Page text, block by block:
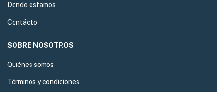
Donde estamos
Contácto
SOBRE NOSOTROS
Quiénes somos
Términos y condiciones